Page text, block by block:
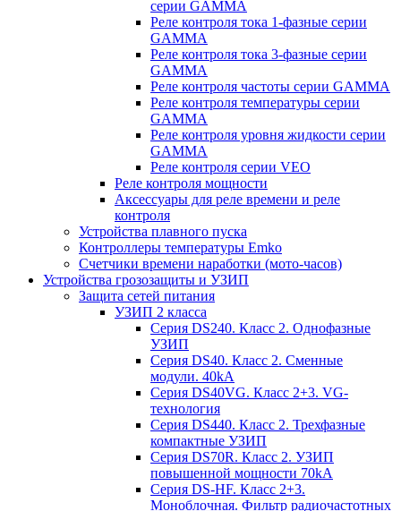
серии GAMMA
Реле контроля тока 1-фазные серии
GAMMA
Реле контроля тока 3-фазные серии
GAMMA
Реле контроля частоты серии GAMMA
Реле контроля температуры серии
GAMMA
Реле контроля уровня жидкости серии
GAMMA
Реле контроля серии VEO
Реле контроля мощности
Аксессуары для реле времени и реле
контроля
Устройства плавного пуска
Контроллеры температуры Emko
Счетчики времени наработки (мото-часов)
Устройства грозозащиты и УЗИП
Защита сетей питания
УЗИП 2 класса
Серия DS240. Класс 2. Однофазные
УЗИП
Серия DS40. Класс 2. Сменные
модули. 40kA
Серия DS40VG. Класс 2+3. VG-
технология
Серия DS440. Класс 2. Трехфазные
компактные УЗИП
Серия DS70R. Класс 2. УЗИП
повышенной мощности 70kA
Серия DS-HF. Класс 2+3.
Моноблочная. Фильтр радиочастотных